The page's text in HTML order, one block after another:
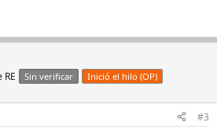
Sin verificar Inició el hilo (OP)
#3